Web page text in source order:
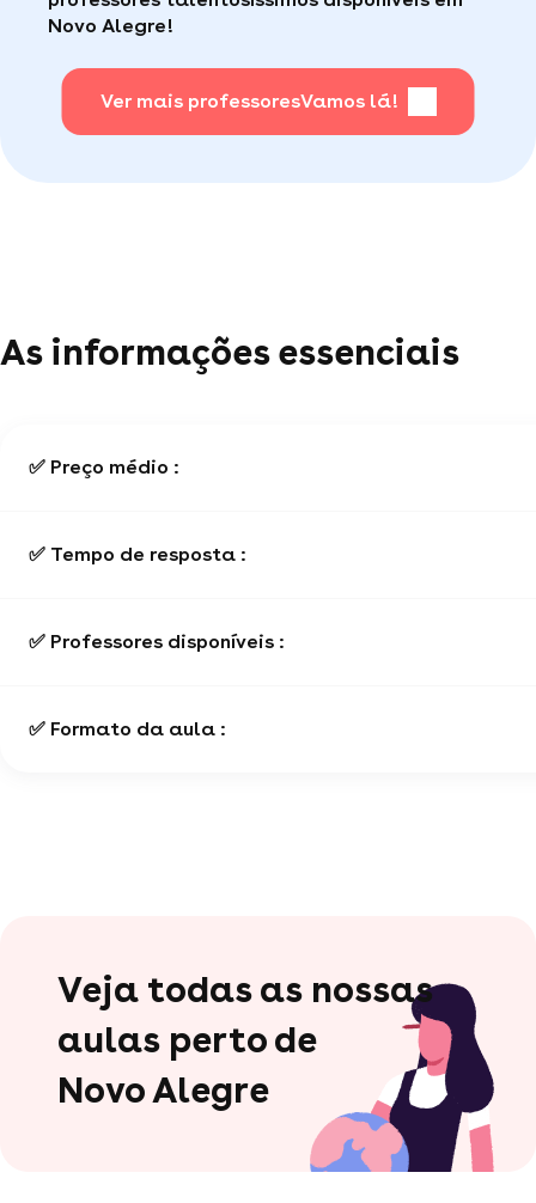
Para saber + acesse nossa página de perguntas
mais frequentes.
Novo Alegre!
Ver mais professoresVamos lá!
As informações essenciais
✅ Preço médio :
✅ Tempo de resposta :
✅ Professores disponíveis :
✅ Formato da aula :
Veja todas as nossas
aulas perto de
Novo Alegre